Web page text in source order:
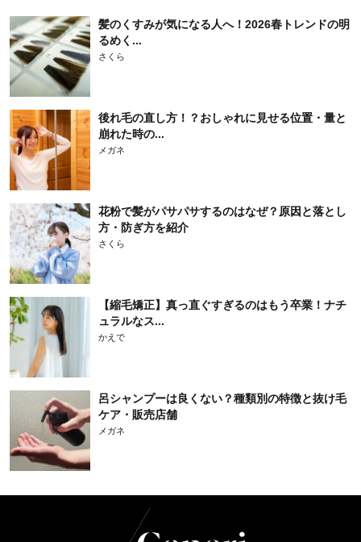
髪のくすみが気になる人へ！2026春トレンドの明
るめく...
さくら
後れ毛の直し方！？おしゃれに見せる位置・量と
崩れた時の...
メガネ
花粉で髪がパサパサするのはなぜ？原因と落とし
方・防ぎ方を紹介
さくら
【縮毛矯正】真っ直ぐすぎるのはもう卒業！ナチ
ュラルなス...
かえで
呂シャンプーは良くない？種類別の特徴と抜け毛
ケア・販売店舗
メガネ